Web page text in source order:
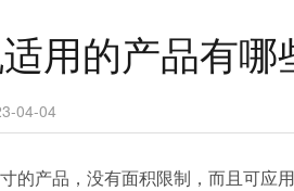
用的产品有哪
04-04
的产品，没有面积限制，而且可应